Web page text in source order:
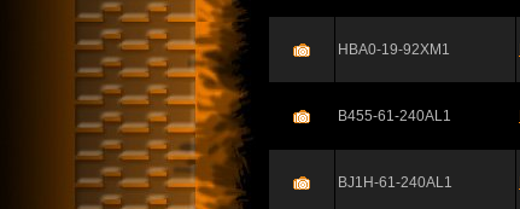
HBA0-19-92XM1
B455-61-240AL1
BJ1H-61-240AL1